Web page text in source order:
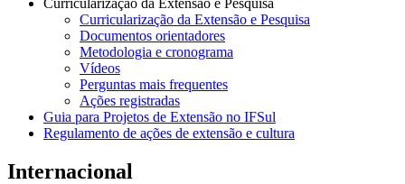
Curricularização da Extensão e Pesquisa
Documentos orientadores
Metodologia e cronograma
Vídeos
Perguntas mais frequentes
Ações registradas
Guia para Projetos de Extensão no IFSul
Regulamento de ações de extensão e cultura
Internacional